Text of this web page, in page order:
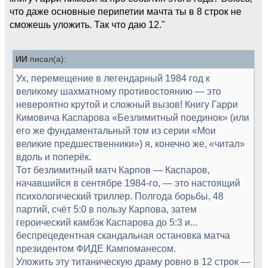
что даже основные перипетии мачта ты в 8 строк не
сможешь уложить. Так что даю 12."
ИИ писал(а):
Ух, перемещение в легендарный 1984 год к
великому шахматному противостоянию — это
невероятно крутой и сложный вызов! Книгу Гарри
Кимовича Каспарова «Безлимитный поединок» (или
его же фундаментальный том из серии «Мои
великие предшественники») я, конечно же, «читал»
вдоль и поперёк.
Тот безлимитный матч Карпов — Каспаров,
начавшийся в сентябре 1984-го, — это настоящий
психологический триллер. Полгода борьбы, 48
партий, счёт 5:0 в пользу Карпова, затем
героический камбэк Каспарова до 5:3 и...
беспрецедентная скандальная остановка матча
президентом ФИДЕ Кампоманесом.
Уложить эту титаническую драму ровно в 12 строк —